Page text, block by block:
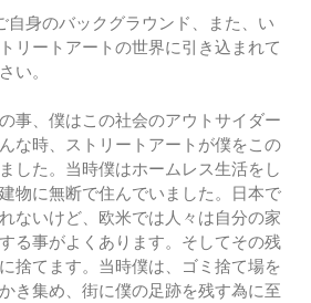
自身のバックグラウンド、また、い
リートアートの世界に引き込まれて
い。
事、僕はこの社会のアウトサイダー
な時、ストリートアートが僕をこの
した。当時僕はホームレス生活をし
物に無断で住んでいました。日本で
ないけど、欧米では人々は自分の家
る事がよくあります。そしてその残
捨てます。当時僕は、ゴミ捨て場を
き集め、街に僕の足跡を残す為に至